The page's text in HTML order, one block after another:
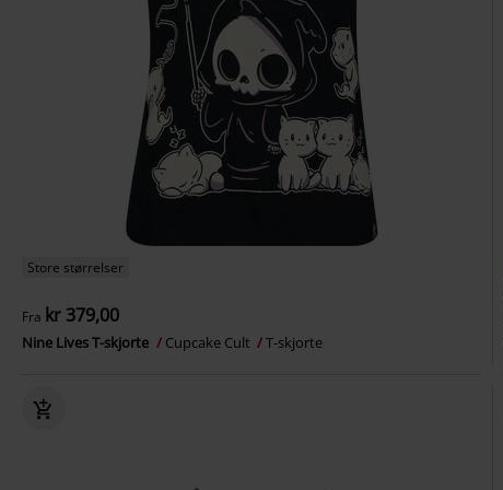
Store størrelser
Fra kr 379,00
Nine Lives T-skjorte Cupcake Cult T-skjorte